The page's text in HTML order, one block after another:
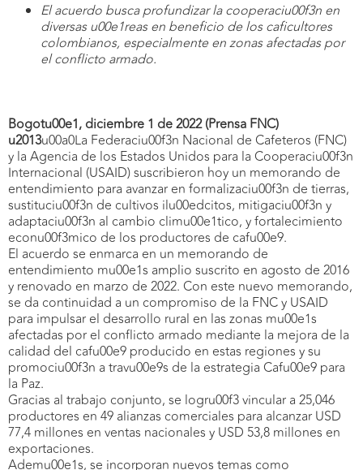
El acuerdo busca profundizar la cooperaciu00f3n en
diversas u00e1reas en beneficio de los caficultores
colombianos, especialmente en zonas afectadas por
el conflicto armado.
Bogotu00e1, diciembre 1 de 2022 (Prensa FNC)
u2013u00a0La Federaciu00f3n Nacional de Cafeteros (FNC)
y la Agencia de los Estados Unidos para la Cooperaciu00f3n
Internacional (USAID) suscribieron hoy un memorando de
entendimiento para avanzar en formalizaciu00f3n de tierras,
sustituciu00f3n de cultivos ilu00edcitos, mitigaciu00f3n y
adaptaciu00f3n al cambio climu00e1tico, y fortalecimiento
econu00f3mico de los productores de cafu00e9.
El acuerdo se enmarca en un memorando de
entendimiento mu00e1s amplio suscrito en agosto de 2016
y renovado en marzo de 2022. Con este nuevo memorando,
se da continuidad a un compromiso de la FNC y USAID
para impulsar el desarrollo rural en las zonas mu00e1s
afectadas por el conflicto armado mediante la mejora de la
calidad del cafu00e9 producido en estas regiones y su
promociu00f3n a travu00e9s de la estrategia Cafu00e9 para
la Paz.
Gracias al trabajo conjunto, se logru00f3 vincular a 25,046
productores en 49 alianzas comerciales para alcanzar USD
77,4 millones en ventas nacionales y USD 53,8 millones en
exportaciones.
Ademu00e1s, se incorporan nuevos temas como